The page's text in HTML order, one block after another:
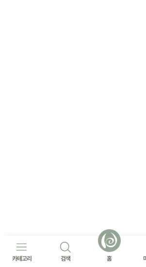
카테고리 검색 홈